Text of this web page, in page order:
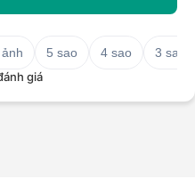
5 sao 4 sao
3 sao
giá